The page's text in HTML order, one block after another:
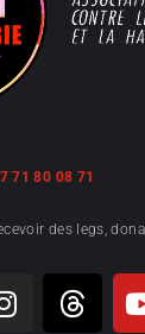
71 80 08 71
des legs,